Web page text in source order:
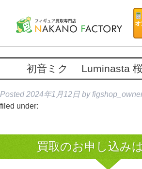
初音ミク Luminasta
Posted 2024年1月12日 by
filed under:
買取のお申し込み